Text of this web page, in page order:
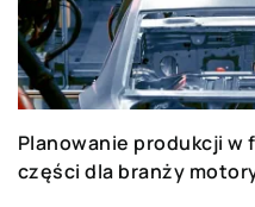
Planowanie produkcji
części dla branży